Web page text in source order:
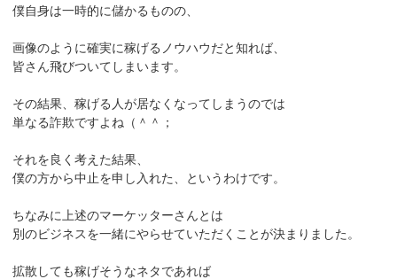
僕自身は一時的に儲かるものの、
画像のように確実に稼げるノウハウだと知れば、
皆さん飛びついてしまいます。
その結果、稼げる人が居なくなってしまうのでは
単なる詐欺ですよね（＾＾；
それを良く考えた結果、
僕の方から中止を申し入れた、というわけです。
ちなみに上述のマーケッターさんとは
別のビジネスを一緒にやらせていただくことが決まりました。
拡散しても稼げそうなネタであれば